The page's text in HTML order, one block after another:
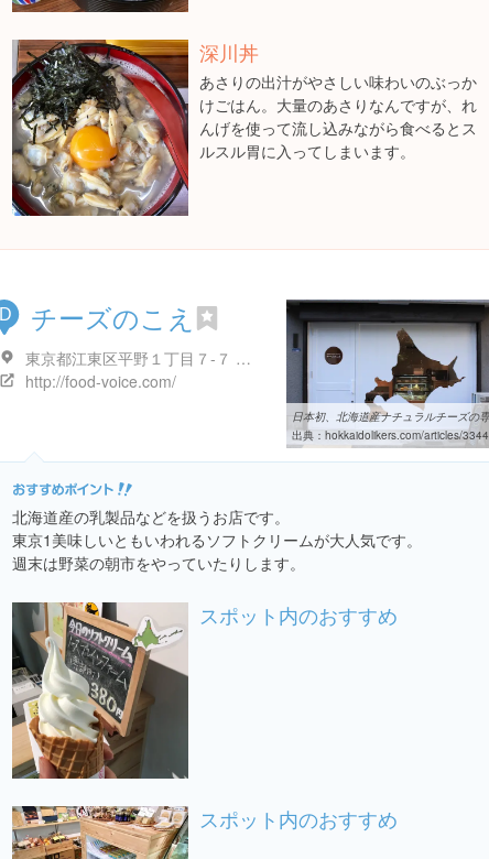
深川丼
あさりの出汁がやさしい味わいのぶっか
けごはん。大量のあさりなんですが、れ
んげを使って流し込みながら食べるとス
ルスル胃に入ってしまいます。
D チーズのこえ
東京都江東区平野１丁目７-７ 近藤ビル
http://food-voice.com/
出典： hokkaidolikers.com/articles/3344
北海道産の乳製品などを扱うお店です。
東京1美味しいともいわれるソフトクリームが大人気です。
週末は野菜の朝市をやっていたりします。
スポット内のおすすめ
スポット内のおすすめ